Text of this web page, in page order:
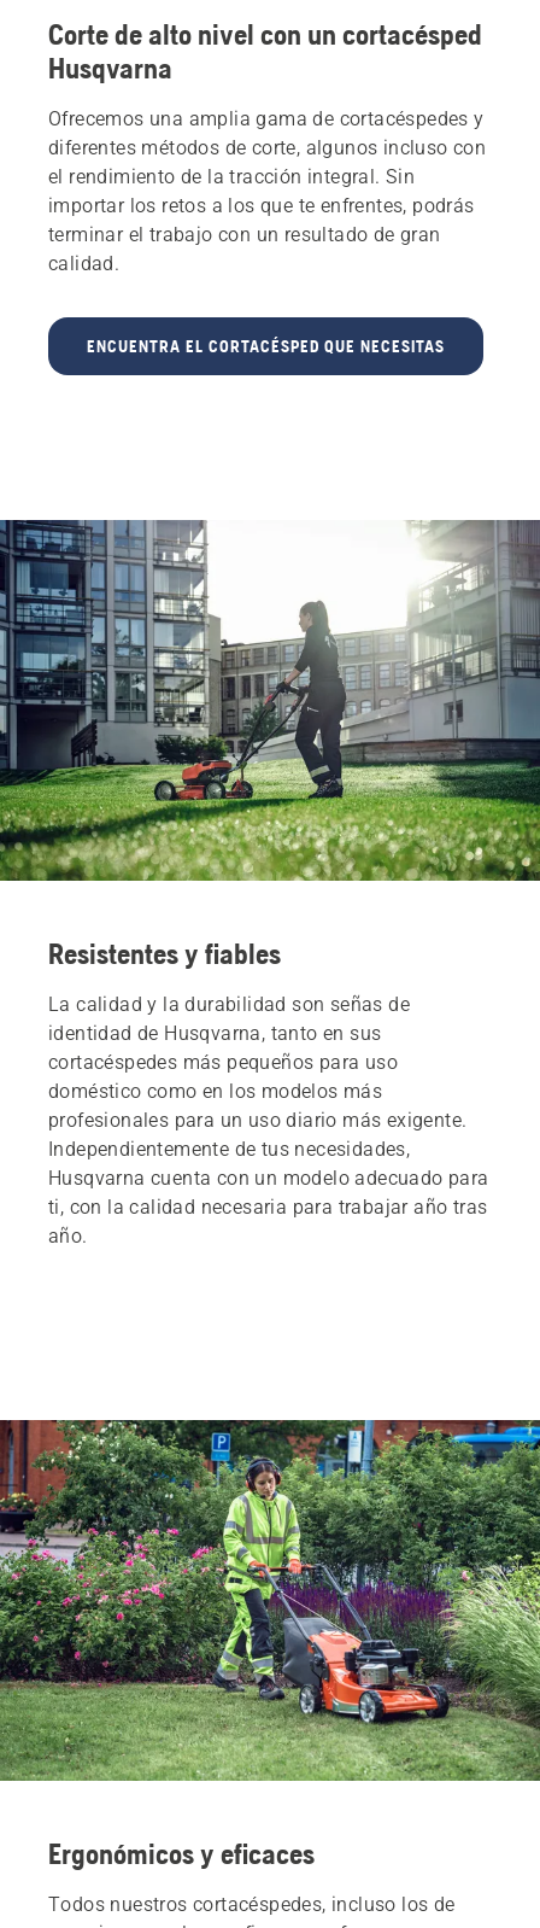
Corte de alto nivel con un cortacésped
Husqvarna
Ofrecemos una amplia gama de cortacéspedes y
diferentes métodos de corte, algunos incluso con
el rendimiento de la tracción integral. Sin
importar los retos a los que te enfrentes, podrás
terminar el trabajo con un resultado de gran
calidad.
ENCUENTRA EL CORTACÉSPED QUE NECESITAS
Resistentes y fiables
La calidad y la durabilidad son señas de
identidad de Husqvarna, tanto en sus
cortacéspedes más pequeños para uso
doméstico como en los modelos más
profesionales para un uso diario más exigente.
Independientemente de tus necesidades,
Husqvarna cuenta con un modelo adecuado para
ti, con la calidad necesaria para trabajar año tras
año.
Ergonómicos y eficaces
Todos nuestros cortacéspedes, incluso los de